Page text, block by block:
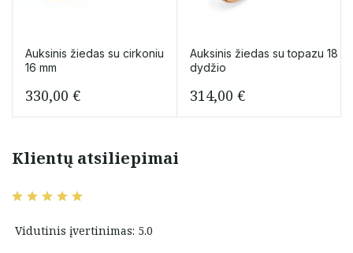
Auksinis žiedas su cirkoniu
16 mm
330,00 €
Auksinis žiedas su topazu 18
dydžio
314,00 €
Klientų atsiliepimai
Vidutinis įvertinimas: 5.0